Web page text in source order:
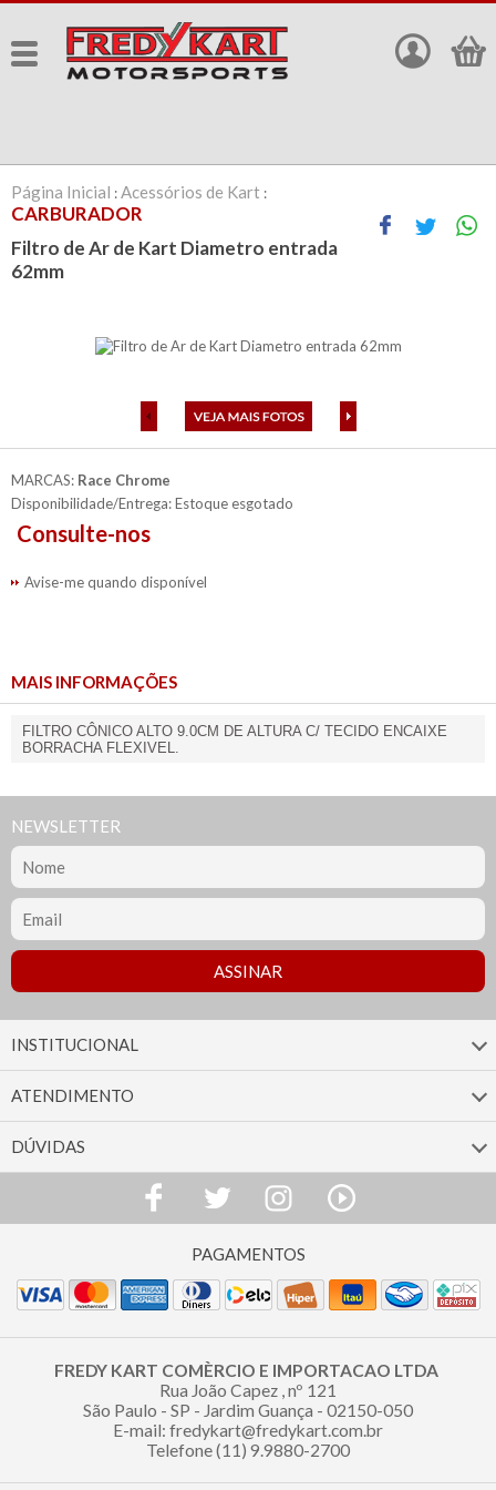
Página Inicial :Acessórios de Kart :
CARBURADOR
Filtro de Ar de Kart Diametro entrada
62mm
MARCAS: Race Chrome
Disponibilidade/Entrega: Estoque esgotado
Consulte-nos
Avise-me quando disponível
MAIS INFORMAÇÕES
FILTRO CÔNICO ALTO 9.0CM DE ALTURA C/ TECIDO ENCAIXE
BORRACHA FLEXIVEL.
NEWSLETTER
INSTITUCIONAL
ATENDIMENTO
DÚVIDAS
FREDY KART COMÈRCIO E IMPORTACAO LTDA
Rua João Capez , nº 121
São Paulo - SP - Jardim Guança - 02150-050
E-mail: fredykart@fredykart.com.br
Telefone (11) 9.9880-2700